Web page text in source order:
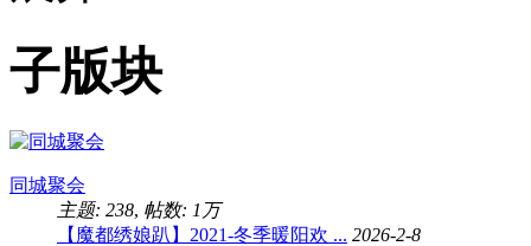
子版块
同城聚会
主题: 238, 帖数: 1万
【魔都绣娘趴】2021-冬季暖阳欢 ... 2026-2-8